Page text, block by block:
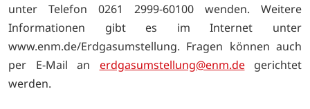
unter Telefon 0261 2999-60100 wenden. Weitere
Informationen gibt es im Internet unter
www.enm.de/Erdgasumstellung. Fragen können auch
per E-Mail an erdgasumstellung@enm.degerichtet
werden.